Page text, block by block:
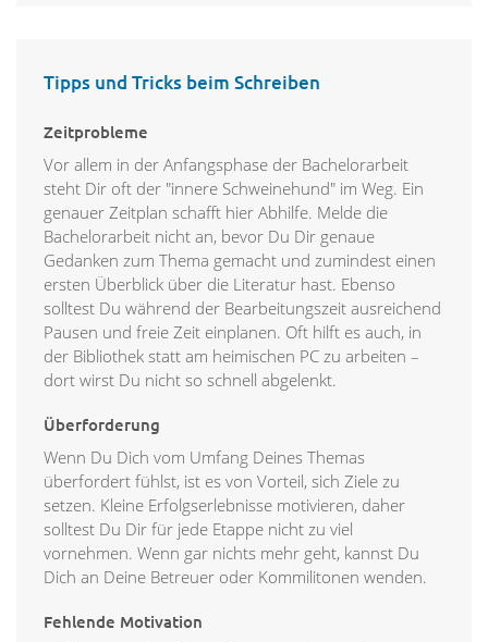
Tipps und Tricks beim Schreiben
Zeitprobleme
Vor allem in der Anfangsphase der Bachelorarbeit
steht Dir oft der "innere Schweinehund" im Weg. Ein
genauer Zeitplan schafft hier Abhilfe. Melde die
Bachelorarbeit nicht an, bevor Du Dir genaue
Gedanken zum Thema gemacht und zumindest einen
ersten Überblick über die Literatur hast. Ebenso
solltest Du während der Bearbeitungszeit ausreichend
Pausen und freie Zeit einplanen. Oft hilft es auch, in
der Bibliothek statt am heimischen PC zu arbeiten –
dort wirst Du nicht so schnell abgelenkt.
Überforderung
Wenn Du Dich vom Umfang Deines Themas
überfordert fühlst, ist es von Vorteil, sich Ziele zu
setzen. Kleine Erfolgserlebnisse motivieren, daher
solltest Du Dir für jede Etappe nicht zu viel
vornehmen. Wenn gar nichts mehr geht, kannst Du
Dich an Deine Betreuer oder Kommilitonen wenden.
Fehlende Motivation